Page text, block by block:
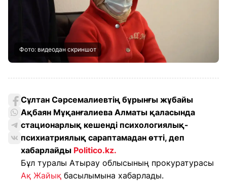
Фото: видеодан скриншот
Сұлтан Сәрсемалиевтің бұрынғы жұбайы
Ақбаян Мұқанғалиева Алматы қаласында
стационарлық кешенді психологиялық-
психиатриялық сараптамадан өтті, деп
хабарлайды Politico.kz.
Бұл туралы Атырау облысының прокуратурасы
Ақ Жайық басылымына хабарлады.